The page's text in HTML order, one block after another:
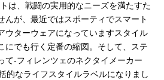
は、戦闘の実用的なニーズを満たすた
んが、最近ではスポーティでスマート
ウターウェアになっていますスタイル
にでも行く定番の縮図。そして、ステ
て-フィレンツェのネクタイメーカー
的なライフスタイルラベルになりまし